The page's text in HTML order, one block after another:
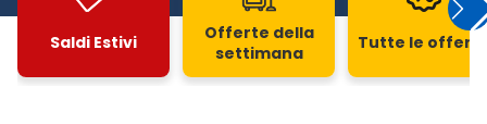
Saldi Estivi
Offerte della
settimana
Tutte le